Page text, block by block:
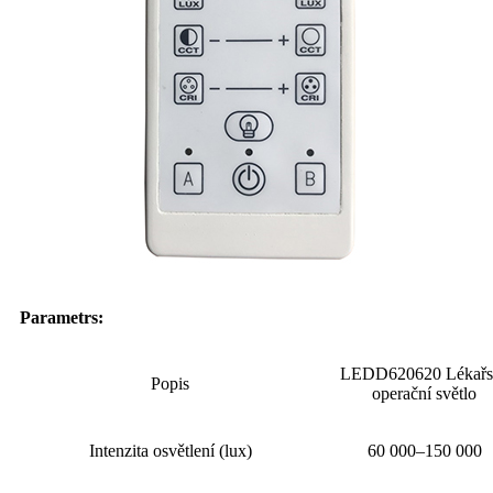
Parametrs:
Popis
LEDD620620
operační světlo
Intenzita osvětlení (lux) 60 000–150 000